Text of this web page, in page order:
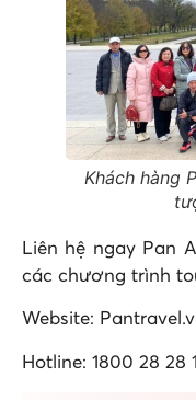
Khách hàng
Liên hệ ngay Pan
các chương trình
Website:
Hotline: 1800 28 28